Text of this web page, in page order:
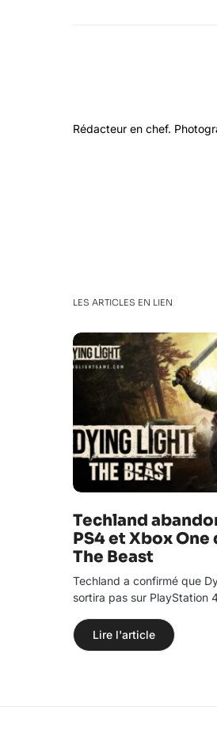
Rédacteur en chef.
LES ARTICLES EN LIEN
Techland
PS4 et Xbox
The Beast
Techland a confirmé que
sortira pas sur PlayStation
Lire l'article